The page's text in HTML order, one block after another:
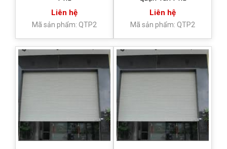
Liên hệ
Mã sản phẩm: QTP2
Liên hệ
Mã sản phẩm: QTP2